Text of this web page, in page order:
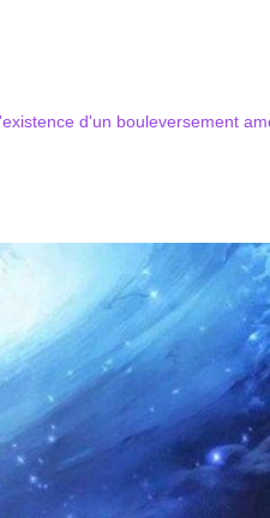
d'un bouleversement